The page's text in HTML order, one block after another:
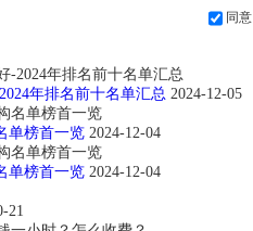
同意
年排名前十名单汇总 2024-12-05
单榜首一览 2024-12-04
单榜首一览 2024-12-04
21